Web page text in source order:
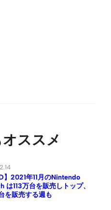
ススメ
】2021年11月のNintendo
は113万台を販売しトップ、
を販売する週も